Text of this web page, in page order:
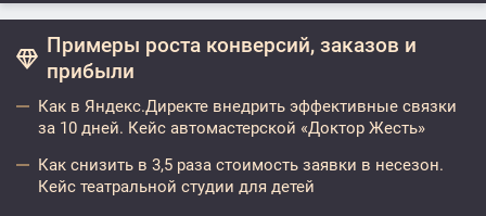
Примеры роста конверсий, заказов и
прибыли
Как в Яндекс.Директе внедрить эффективные связки
за 10 дней. Кейс автомастерской «Доктор Жесть»
Как снизить в 3,5 раза стоимость заявки в несезон.
Кейс театральной студии для детей